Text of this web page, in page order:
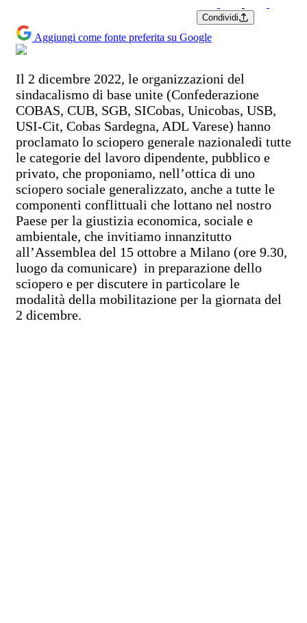
Condividi
Aggiungi come fonte preferita su Google
Il 2 dicembre 2022, le organizzazioni del
sindacalismo di base unite (Confederazione
COBAS, CUB, SGB, SICobas, Unicobas, USB,
USI-Cit, Cobas Sardegna, ADL Varese) hanno
proclamato lo sciopero generale nazionaledi tutte
le categorie del lavoro dipendente, pubblico e
privato, che proponiamo, nell’ottica di uno
sciopero sociale generalizzato, anche a tutte le
componenti conflittuali che lottano nel nostro
Paese per la giustizia economica, sociale e
ambientale, che invitiamo innanzitutto
all’Assemblea del 15 ottobre a Milano (ore 9.30,
luogo da comunicare) in preparazione dello
sciopero e per discutere in particolare le
modalità della mobilitazione per la giornata del
2 dicembre.